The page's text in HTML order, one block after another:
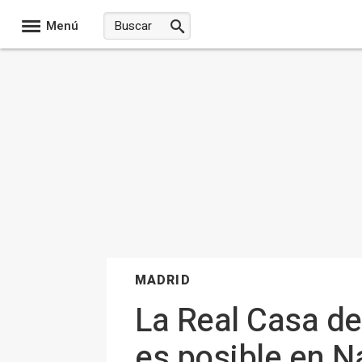
Menú
MADRID
La Real Casa